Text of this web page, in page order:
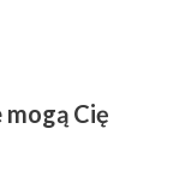
Cię